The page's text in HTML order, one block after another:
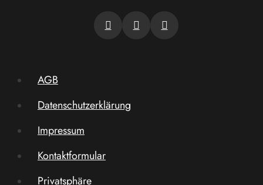
AGB
Datenschutzerklärung
Impressum
Kontaktformular
Privatsphäre